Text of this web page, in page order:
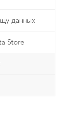
данных
Store